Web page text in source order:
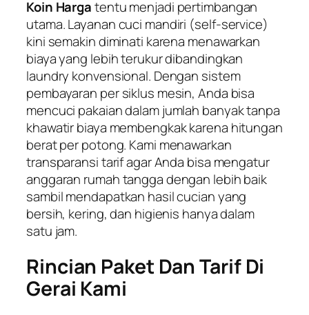
Koin Hargatentu menjadi pertimbangan
utama. Layanan cuci mandiri (self-service)
kini semakin diminati karena menawarkan
biaya yang lebih terukur dibandingkan
laundry konvensional. Dengan sistem
pembayaran per siklus mesin, Anda bisa
mencuci pakaian dalam jumlah banyak tanpa
khawatir biaya membengkak karena hitungan
berat per potong. Kami menawarkan
transparansi tarif agar Anda bisa mengatur
anggaran rumah tangga dengan lebih baik
sambil mendapatkan hasil cucian yang
bersih, kering, dan higienis hanya dalam
satu jam.
Rincian Paket Dan Tarif Di
Gerai Kami